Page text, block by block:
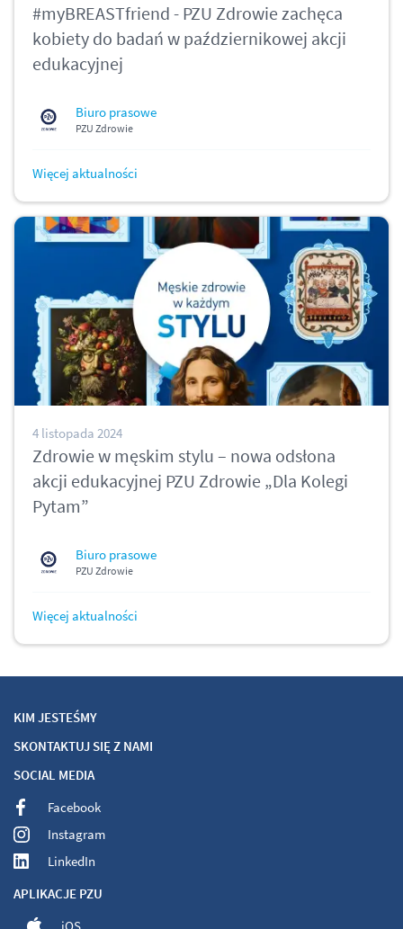
#myBREASTfriend - PZU Zdrowie zachęca
kobiety do badań w październikowej akcji
edukacyjnej
Biuro prasowe
PZU Zdrowie
Więcej aktualności
4 listopada 2024
Zdrowie w męskim stylu – nowa odsłona
akcji edukacyjnej PZU Zdrowie „Dla Kolegi
Pytam”
Biuro prasowe
PZU Zdrowie
Więcej aktualności
KIM JESTEŚMY
SKONTAKTUJ SIĘ Z NAMI
SOCIAL MEDIA
Facebook
Instagram
LinkedIn
APLIKACJE PZU
iOS